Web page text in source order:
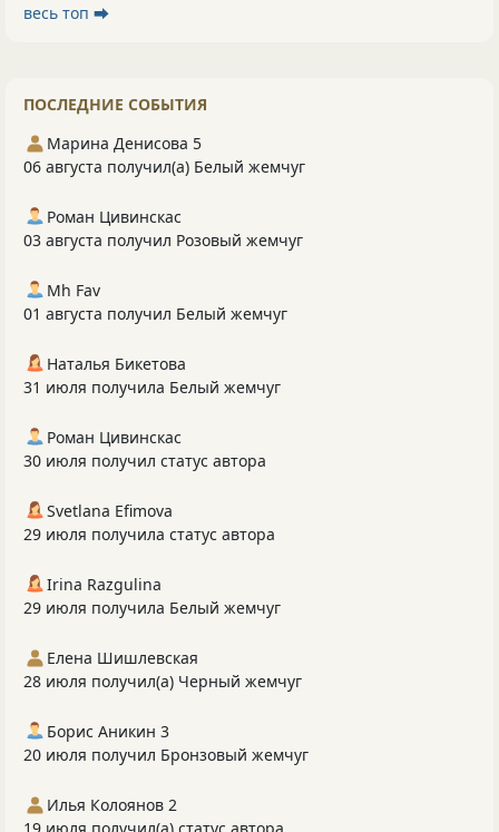
весь топ ⮕
ПОСЛЕДНИЕ СОБЫТИЯ
Марина Денисова 5
06 августа получил(а) Белый жемчуг
Роман Цивинскас
03 августа получил Розовый жемчуг
Mh Fav
01 августа получил Белый жемчуг
Наталья Бикетова
31 июля получила Белый жемчуг
Роман Цивинскас
30 июля получил статус автора
Svetlana Efimova
29 июля получила статус автора
Irina Razgulina
29 июля получила Белый жемчуг
Елена Шишлевская
28 июля получил(а) Черный жемчуг
Борис Аникин 3
20 июля получил Бронзовый жемчуг
Илья Колоянов 2
19 июля получил(а) статус автора